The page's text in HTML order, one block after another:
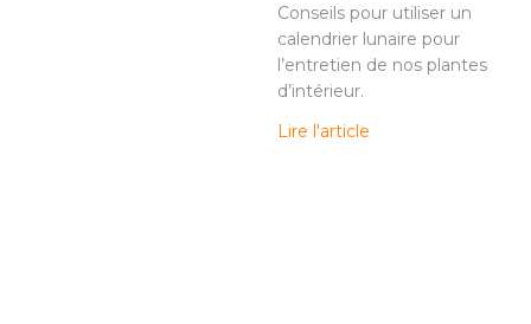
Conseils pour utiliser un
calendrier lunaire pour
l’entretien de nos plantes
d’intérieur.
Lire l'article